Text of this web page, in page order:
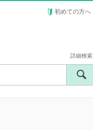
初めての方へ
詳細検索